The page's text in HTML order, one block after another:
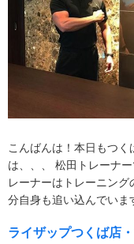
こんばんは！本日もつ
は、、、 松田トレーナ
レーナーはトレーニン
分自身も追い込んでいま
ライザップつくば店